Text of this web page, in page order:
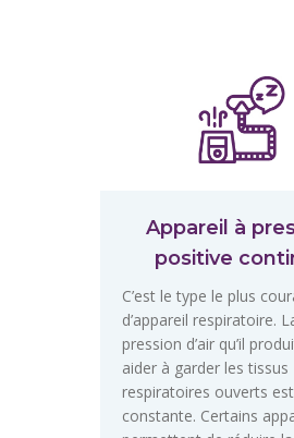
Appareil à
positive
C’est le type le plus
d’appareil respiratoire.
pression d’air qu’il
aider à garder les tissus
respiratoires ouverts est
constante. Certains